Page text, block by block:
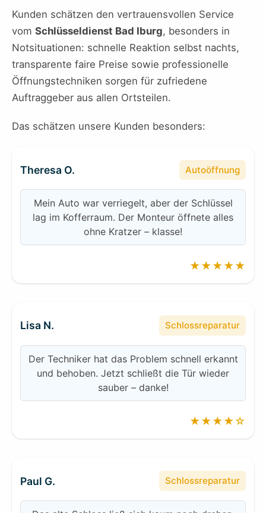
Kunden schätzen den vertrauensvollen Service
vom Schlüsseldienst Bad Iburg, besonders in
Notsituationen: schnelle Reaktion selbst nachts,
transparente faire Preise sowie professionelle
Öffnungstechniken sorgen für zufriedene
Auftraggeber aus allen Ortsteilen.
Das schätzen unsere Kunden besonders:
Theresa O. Autoöffnung
Mein Auto war verriegelt, aber der Schlüssel
lag im Kofferraum. Der Monteur öffnete alles
ohne Kratzer – klasse!
★★★★★
Lisa N. Schlossreparatur
Der Techniker hat das Problem schnell erkannt
und behoben. Jetzt schließt die Tür wieder
sauber – danke!
★★★★☆
Paul G. Schlossreparatur